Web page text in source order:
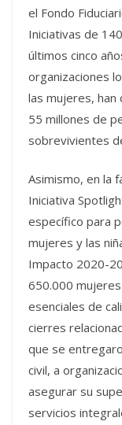
el Fondo
Iniciativas de
últimos cinco
organizaciones
las mujeres, han
55 millones de
sobrevivientes
Asimismo, en la
Iniciativa
específico para
mujeres y las
Impacto 2020-
650.000
esenciales de
cierres
que se
civil, a
asegurar su
servicios